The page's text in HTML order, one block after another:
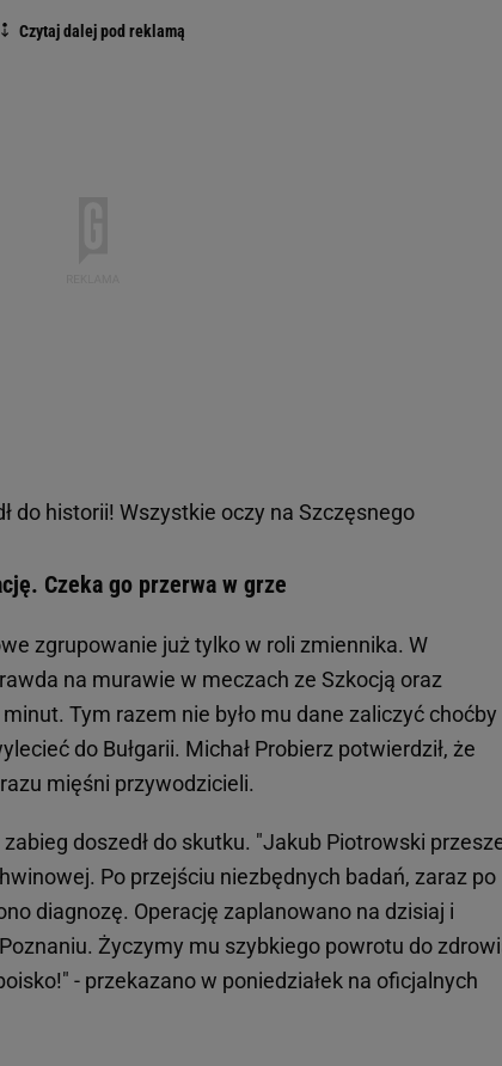
do historii! Wszystkie oczy na Szczęsnego
Czeka go przerwa w grze
zgrupowanie już tylko w roli zmiennika. W
na murawie w meczach ze Szkocją oraz
Tym razem nie było mu dane zaliczyć choćby
do Bułgarii. Michał Probierz potwierdził, że
mięśni przywodzicieli.
doszedł do skutku. "Jakub Piotrowski
Po przejściu niezbędnych badań, zaraz po
diagnozę. Operację zaplanowano na dzisiaj i
Życzymy mu szybkiego powrotu do
- przekazano w poniedziałek na oficjalnych